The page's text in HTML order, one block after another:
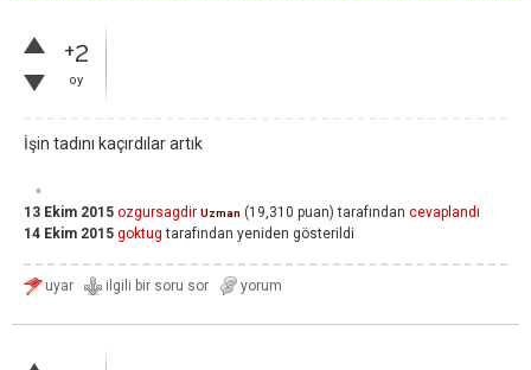
+2
oy
İşin tadını kaçırdılar artık
13 Ekim 2015 ozgursagdir Uzman (19,310 puan) tarafından cevaplandı
14 Ekim 2015 goktug tarafından yeniden gösterildi